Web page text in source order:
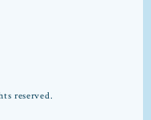
reserved.